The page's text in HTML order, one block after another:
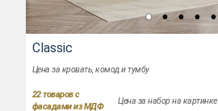
Classic
Цена за кровать, комод и тумбу
22товаров с
фасадами из МДФ
Цена за набор на картинке